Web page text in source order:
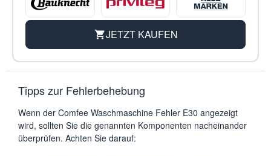
JETZT KAUFEN
Tipps zur Fehlerbehebung
Wenn der Comfee Waschmaschine Fehler E30 angezeigt
wird, sollten Sie die genannten Komponenten nacheinander
überprüfen. Achten Sie darauf: